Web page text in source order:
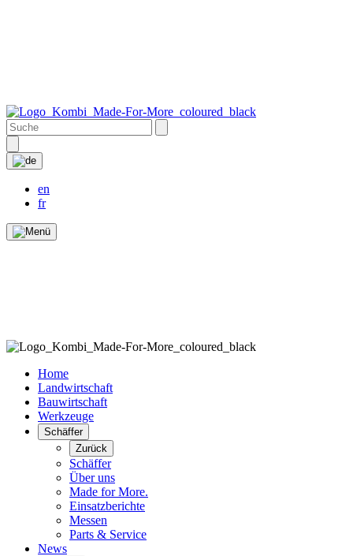
en
fr
Home
Landwirtschaft
Bauwirtschaft
Werkzeuge
Schäffer
Zurück
Schäffer
Über uns
Made for More.
Einsatzberichte
Messen
Parts & Service
News